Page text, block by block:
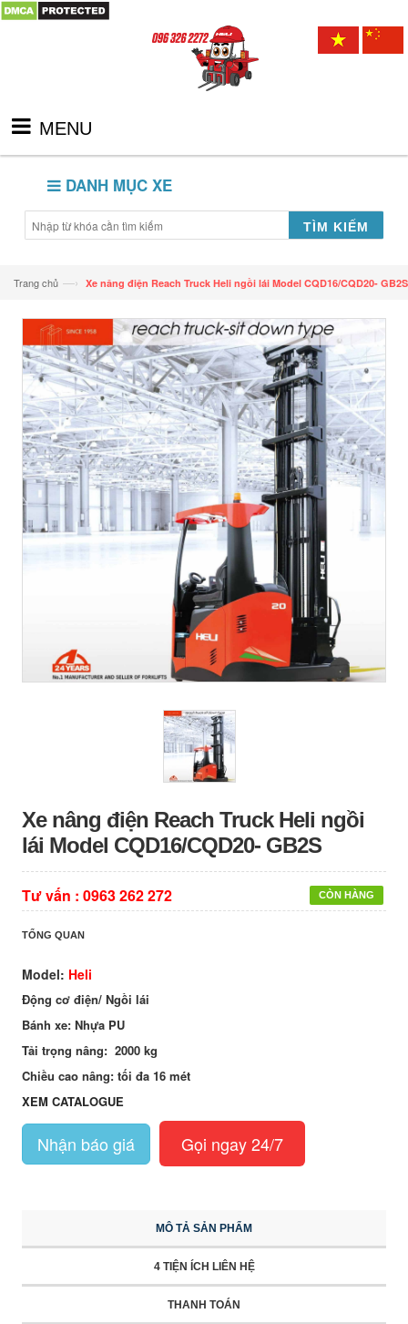
MENU
DANH MỤC XE
TÌM KIẾM
Trang chủ —› Xe nâng điện Reach Truck Heli ngồi lái Model CQD16/CQD20- GB2S
Xe nâng điện Reach Truck Heli ngồi
lái Model CQD16/CQD20- GB2S
CÒN HÀNG
Tư vấn : 0963 262 272
TỔNG QUAN
Model: Heli
Động cơ điện/ Ngồi lái
Bánh xe: Nhựa PU
Tải trọng nâng: 2000 kg
Chiều cao nâng: tối đa 16 mét
XEM CATALOGUE
Nhận báo giá Gọi ngay 24/7
MÔ TẢ SẢN PHẨM
4 TIỆN ÍCH LIÊN HỆ
THANH TOÁN